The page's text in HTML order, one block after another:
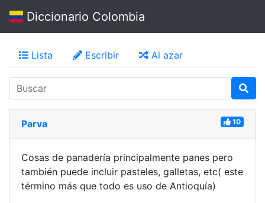
Diccionario Colombia
Lista Escribir Al azar
Parva 10
Cosas de panadería principalmente panes pero
también puede incluir pasteles, galletas, etc( este
término más que todo es uso de Antioquía)